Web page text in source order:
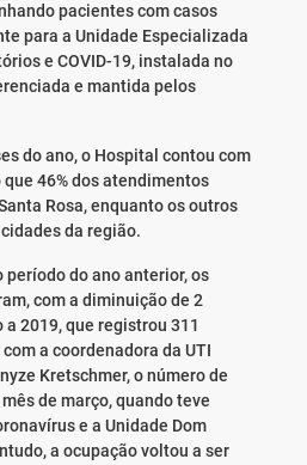
pacientes com casos
para a Unidade Especializada
e COVID-19, instalada no
e mantida pelos
do ano, o Hospital contou com
46% dos atendimentos
Rosa, enquanto os outros
da região.
período do ano anterior, os
com a diminuição de 2
2019, que registrou 311
a coordenadora da UTI
Kretschmer, o número de
de março, quando teve
e a Unidade Dom
a ocupação voltou a ser